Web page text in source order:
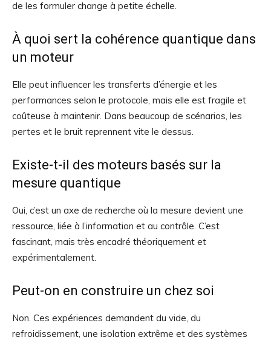
de les formuler change à petite échelle.
À quoi sert la cohérence quantique dans
un moteur
Elle peut influencer les transferts d’énergie et les
performances selon le protocole, mais elle est fragile et
coûteuse à maintenir. Dans beaucoup de scénarios, les
pertes et le bruit reprennent vite le dessus.
Existe-t-il des moteurs basés sur la
mesure quantique
Oui, c’est un axe de recherche où la mesure devient une
ressource, liée à l’information et au contrôle. C’est
fascinant, mais très encadré théoriquement et
expérimentalement.
Peut-on en construire un chez soi
Non. Ces expériences demandent du vide, du
refroidissement, une isolation extrême et des systèmes